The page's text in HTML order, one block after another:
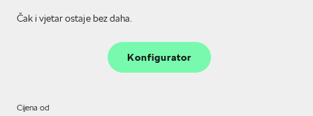
Čak i vjetar ostaje bez daha.
Konfigurator
Cijena od